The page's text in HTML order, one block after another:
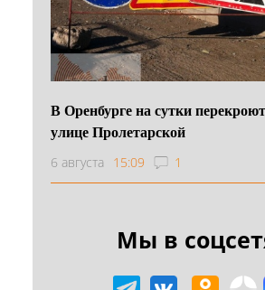
В Оренбурге на сутки
улице Пролетарской
6 августа 15:09 1
Мы в